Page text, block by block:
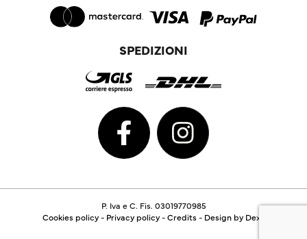
SPEDIZIONI
P. Iva e C. Fis. 03019770985
Cookies policy- Privacy policy-Credits- Design by Dexa